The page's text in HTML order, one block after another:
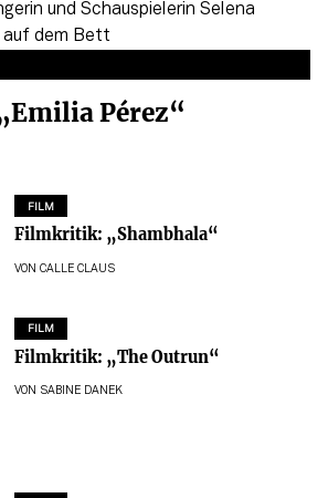
Pérez“
FILM
Filmkritik: „Shambhala“
VON CALLE CLAUS
FILM
Filmkritik: „The Outrun“
VON SABINE DANEK